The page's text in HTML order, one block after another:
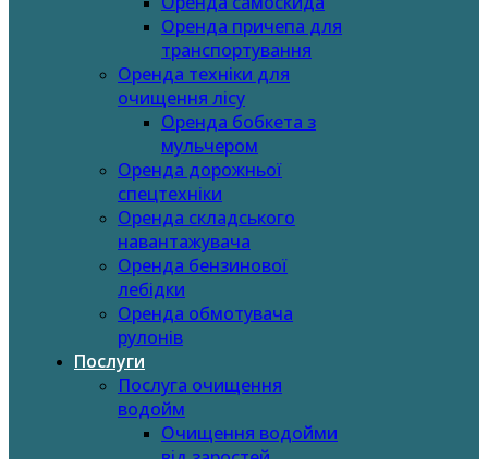
Оренда причепа для
транспортування
Оренда техніки для
очищення лісу
Оренда бобкета з
мульчером
Оренда дорожньої
спецтехніки
Оренда складського
навантажувача
Оренда бензинової
лебідки
Оренда обмотувача
рулонів
Послуги
Послуга очищення
водойм
Очищення водойми